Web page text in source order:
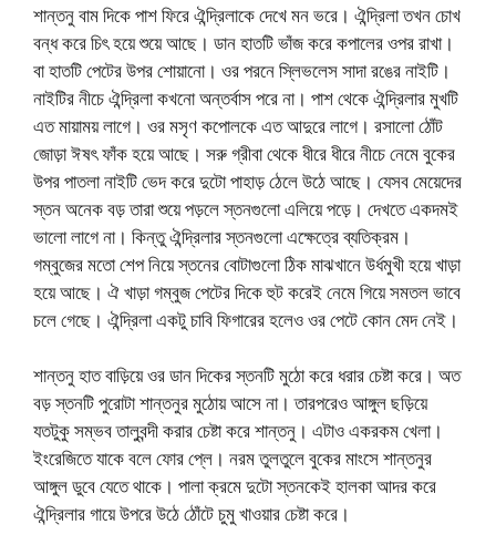
শান্তনু বাম দিকে পাশ ফিরে ঐন্দ্রিলাকে দেখে মন ভরে। ঐন্দ্রিলা তখন চোখ
বন্ধ করে চিৎ হয়ে শুয়ে আছে। ডান হাতটি ভাঁজ করে কপালের ওপর রাখা।
বা হাতটি পেটের উপর শোয়ানো। ওর পরনে স্লিভলেস সাদা রঙের নাইটি।
নাইটির নীচে ঐন্দ্রিলা কখনো অন্তর্বাস পরে না। পাশ থেকে ঐন্দ্রিলার মুখটি
এত মায়াময় লাগে। ওর মসৃণ কপোলকে এত আদুরে লাগে। রসালো ঠোঁট
জোড়া ঈষৎ ফাঁক হয়ে আছে। সরু গ্রীবা থেকে ধীরে ধীরে নীচে নেমে বুকের
উপর পাতলা নাইটি ভেদ করে দুটো পাহাড় ঠেলে উঠে আছে। যেসব মেয়েদের
স্তন অনেক বড় তারা শুয়ে পড়লে স্তনগুলো এলিয়ে পড়ে। দেখতে একদমই
ভালো লাগে না। কিন্তু ঐন্দ্রিলার স্তনগুলো এক্ষেত্রে ব্যতিক্রম।
গম্বুজের মতো শেপ নিয়ে স্তনের বোটাগুলো ঠিক মাঝখানে উর্ধমুখী হয়ে খাড়া
হয়ে আছে। ঐ খাড়া গম্বুজ পেটের দিকে হুট করেই নেমে গিয়ে সমতল ভাবে
চলে গেছে। ঐন্দ্রিলা একটু চাবি ফিগারের হলেও ওর পেটে কোন মেদ নেই।
শান্তনু হাত বাড়িয়ে ওর ডান দিকের স্তনটি মুঠো করে ধরার চেষ্টা করে। অত
বড় স্তনটি পুরোটা শান্তনুর মুঠোয় আসে না। তারপরেও আঙ্গুল ছড়িয়ে
যতটুকু সম্ভব তালুবন্দী করার চেষ্টা করে শান্তনু। এটাও একরকম খেলা।
ইংরেজিতে যাকে বলে ফোর প্লে। নরম তুলতুলে বুকের মাংসে শান্তনুর
আঙ্গুল ডুবে যেতে থাকে। পালা ক্রমে দুটো স্তনকেই হালকা আদর করে
ঐন্দ্রিলার গায়ে উপরে উঠে ঠোঁটে চুমু খাওয়ার চেষ্টা করে।